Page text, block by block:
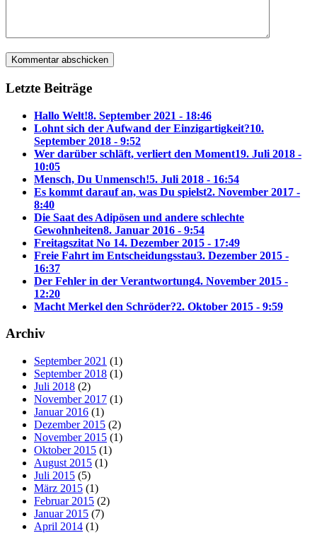
Letzte Beiträge
Hallo Welt!8. September 2021 - 18:46
Lohnt sich der Aufwand der Einzigartigkeit?10.
September 2018 - 9:52
Wer darüber schläft, verliert den Moment19. Juli 2018 -
10:05
Mensch, Du Unmensch!5. Juli 2018 - 16:54
Es kommt darauf an, was Du spielst2. November 2017 -
8:40
Die Saat des Adipösen und andere schlechte
Gewohnheiten8. Januar 2016 - 9:54
Freitagszitat No 14. Dezember 2015 - 17:49
Freie Fahrt im Entscheidungsstau3. Dezember 2015 -
16:37
Der Fehler in der Verantwortung4. November 2015 -
12:20
Macht Merkel den Schröder?2. Oktober 2015 - 9:59
Archiv
September 2021 (1)
September 2018 (1)
Juli 2018 (2)
November 2017 (1)
Januar 2016 (1)
Dezember 2015 (2)
November 2015 (1)
Oktober 2015 (1)
August 2015 (1)
Juli 2015 (5)
März 2015 (1)
Februar 2015 (2)
Januar 2015 (7)
April 2014 (1)